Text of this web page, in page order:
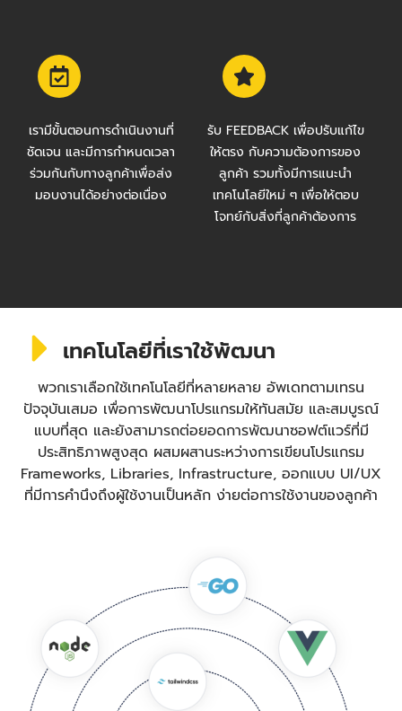
เรามีขั้นตอนการดำเนินงานที่
ชัดเจน และมีการกำหนดเวลา
ร่วมกันกับทางลูกค้าเพื่อส่ง
มอบงานได้อย่างต่อเนื่อง
รับ FEEDBACK เพื่อปรับแก้ไข
ให้ตรง กับความต้องการของ
ลูกค้า รวมทั้งมีการแนะนำ
เทคโนโลยีใหม่ ๆ เพื่อให้ตอบ
โจทย์กับสิ่งที่ลูกค้าต้องการ
เทคโนโลยีที่เราใช้พัฒนา
พวกเราเลือกใช้เทคโนโลยีที่หลายหลาย อัพเดทตามเทรน
ปัจจุบันเสมอ เพื่อการพัฒนาโปรแกรมให้ทันสมัย และสมบูรณ์
แบบที่สุด และยังสามารถต่อยอดการพัฒนาซอฟต์แวร์ที่มี
ประสิทธิภาพสูงสุด ผสมผสานระหว่างการเขียนโปรแกรม
Frameworks, Libraries, Infrastructure, ออกแบบ UI/UX
ที่มีการคำนึงถึงผู้ใช้งานเป็นหลัก ง่ายต่อการใช้งานของลูกค้า